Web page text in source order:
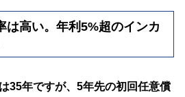
は高い。年利5%超のインカ
35年ですが、5年先の初回任意償